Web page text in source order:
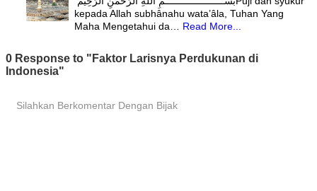
kepada Allah subhânahu wata’âla, Tuhan Yang
Maha Mengetahui da… Read More...
0 Response to "Faktor Larisnya Perdukunan di
Indonesia"
Silahkan Berkomentar Dengan Bijak